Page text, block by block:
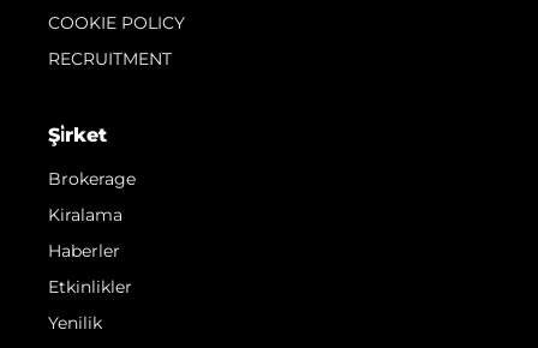
COOKIE POLICY
RECRUITMENT
Şi̇rket
Brokerage
Kiralama
Haberler
Etkinlikler
Yenilik